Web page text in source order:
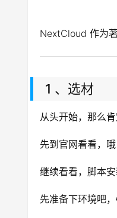
NextCloud 作为
1 、选材
从头开始，那么
先到官网看看，
继续看看，脚本
先准备下环境吧，